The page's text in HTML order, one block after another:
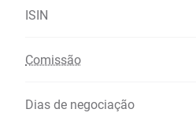
ISIN
Comissão
Dias de negociação